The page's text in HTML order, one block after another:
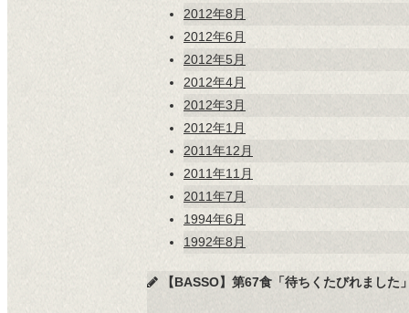
2012年8月
2012年6月
2012年5月
2012年4月
2012年3月
2012年1月
2011年12月
2011年11月
2011年7月
1994年6月
1992年8月
【BASSO】第67食「待ちくたびれまし